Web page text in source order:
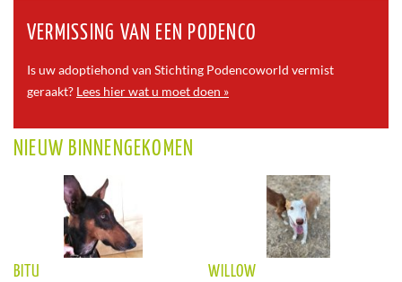
VERMISSING VAN EEN PODENCO
Is uw adoptiehond van Stichting Podencoworld vermist
geraakt? Lees hier wat u moet doen »
NIEUW BINNENGEKOMEN
BITU WILLOW